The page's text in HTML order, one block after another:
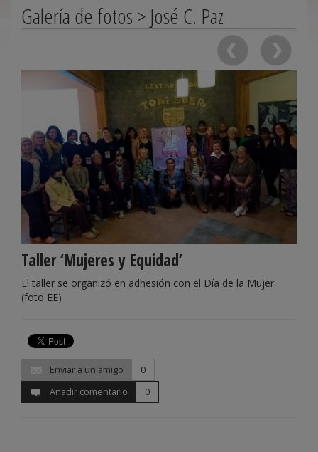
Galería de fotos > José C. Paz
Taller ‘Mujeres y Equidad’
El taller se organizó en adhesión con el Día de la Mujer
(foto EE)
Enviar a un amigo
0
Añadir comentario
0